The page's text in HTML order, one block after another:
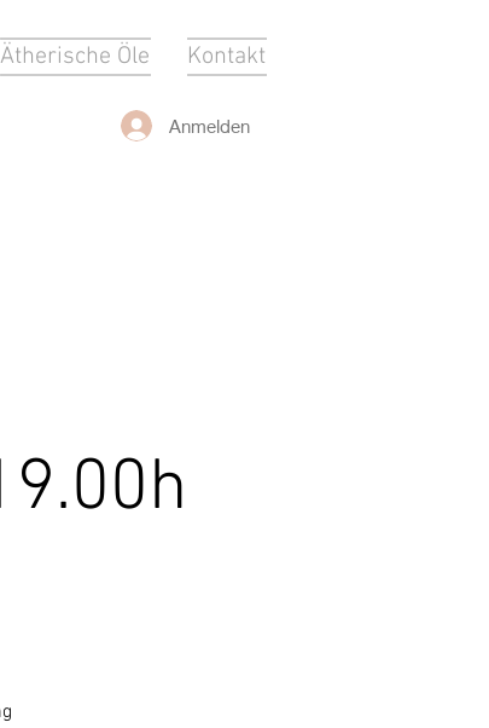
Ätherische Öle Kontakt
Anmelden